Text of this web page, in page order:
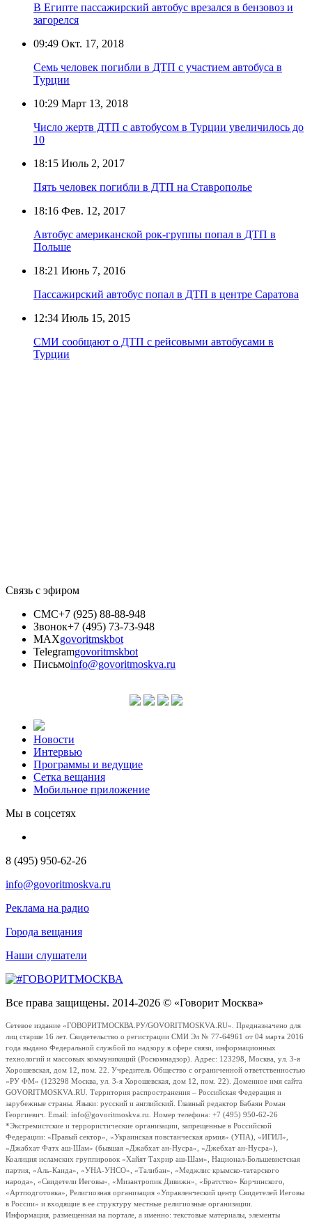
В Египте пассажирский автобус врезался в бензовоз и
загорелся
09:49 Окт. 17, 2018
Семь человек погибли в ДТП с участием автобуса в
Турции
10:29 Март 13, 2018
Число жертв ДТП с автобусом в Турции увеличилось до
10
18:15 Июль 2, 2017
Пять человек погибли в ДТП на Ставрополье
18:16 Фев. 12, 2017
Автобус американской рок-группы попал в ДТП в
Польше
18:21 Июнь 7, 2016
Пассажирский автобус попал в ДТП в центре Саратова
12:34 Июль 15, 2015
СМИ сообщают о ДТП с рейсовыми автобусами в
Турции
Связь с эфиром
СМС+7 (925) 88-88-948
Звонок+7 (495) 73-73-948
MAXgovoritmskbot
Telegramgovoritmskbot
Письмоinfo@govoritmoskva.ru
Новости
Интервью
Программы и ведущие
Сетка вещания
Мобильное приложение
Мы в соцсетях
8 (495) 950-62-26
info@govoritmoskva.ru
Реклама на радио
Города вещания
Наши слушатели
Все права защищены. 2014-2026 © «Говорит Москва»
Сетевое издание «ГОВОРИТМОСКВА.РУ/GOVORITMOSKVA.RU». Предназначено для
лиц старше 16 лет. Свидетельство о регистрации СМИ Эл № 77-64961 от 04 марта 2016
года выдано Федеральной службой по надзору в сфере связи, информационных
технологий и массовых коммуникаций (Роскомнадзор). Адрес: 123298, Москва, ул. 3-я
Хорошевская, дом 12, пом. 22. Учредитель Общество с ограниченной ответственностью
«РУ ФМ» (123298 Москва, ул. 3-я Хорошевская, дом 12, пом. 22). Доменное имя сайта
GOVORITMOSKVA.RU. Территория распространения – Российская Федерация и
зарубежные страны. Языки: русский и английский. Главный редактор Бабаян Роман
Георгиевич. Email: info@govoritmoskva.ru. Номер телефона: +7 (495) 950-62-26
*Экстремистские и террористические организации, запрещенные в Российской
Федерации: «Правый сектор», «Украинская повстанческая армия» (УПА), «ИГИЛ»,
«Джабхат Фатх аш-Шам» (бывшая «Джабхат ан-Нусра», «Джебхат ан-Нусра»),
Коалиция исламских группировок «Хайят Тахрир аш-Шам», Национал-Большевистская
партия, «Аль-Каида», «УНА-УНСО», «Талибан», «Меджлис крымско-татарского
народа», «Свидетели Иеговы», «Мизантропик Дивижн», «Братство» Корчинского,
«Артподготовка», Религиозная организация «Управленческий центр Свидетелей Иеговы
в России» и входящие в ее структуру местные религиозные организации.
Информация, размещенная на портале, а именно: текстовые материалы, элементы